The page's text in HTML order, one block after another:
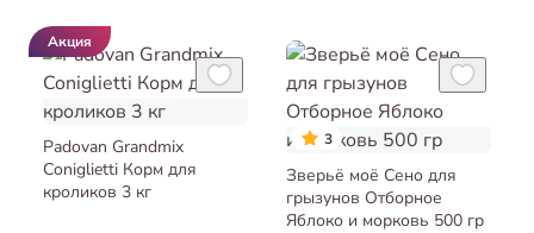
Акция
Padovan Grandmix
Coniglietti Корм для
кроликов 3 кг
3
Зверьё моё Сено для
грызунов Отборное
Яблоко и морковь 500 гр